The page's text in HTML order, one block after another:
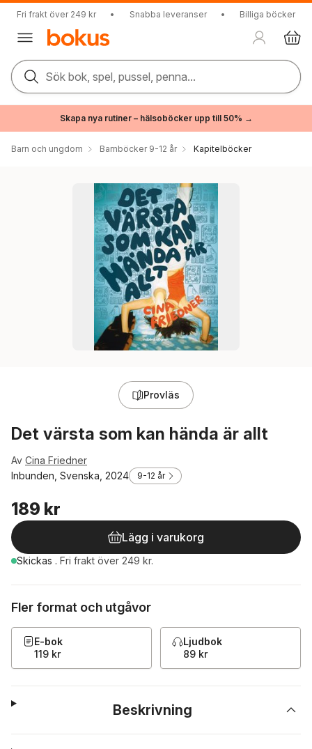
Fri frakt över 249 kr • Snabba leveranser • Billiga böcker
Sök bok, spel, pussel, penna...
Skapa nya rutiner – hälsoböcker upp till 50% →
Barn och ungdom Barnböcker 9-12 år Kapitelböcker
Provläs
Det värsta som kan hända är allt
Av Cina Friedner
Inbunden, Svenska, 2024
9-12 år
189 kr
Lägg i varukorg
Skickas . Fri frakt över 249 kr.
Fler format och utgåvor
E-bok
119 kr
Ljudbok
89 kr
Beskrivning